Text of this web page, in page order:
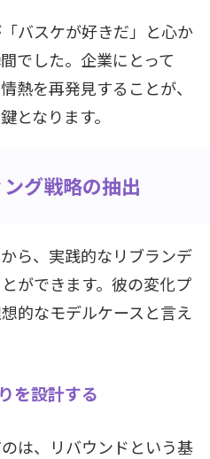
バスケが好きだ」と心か
でした。企業にとって
熱を再発見することが、
となります。
グ戦略の抽出
ら、実践的なリブランデ
ができます。彼の変化プ
的なモデルケースと言え
を設計する
は、リバウンドという基